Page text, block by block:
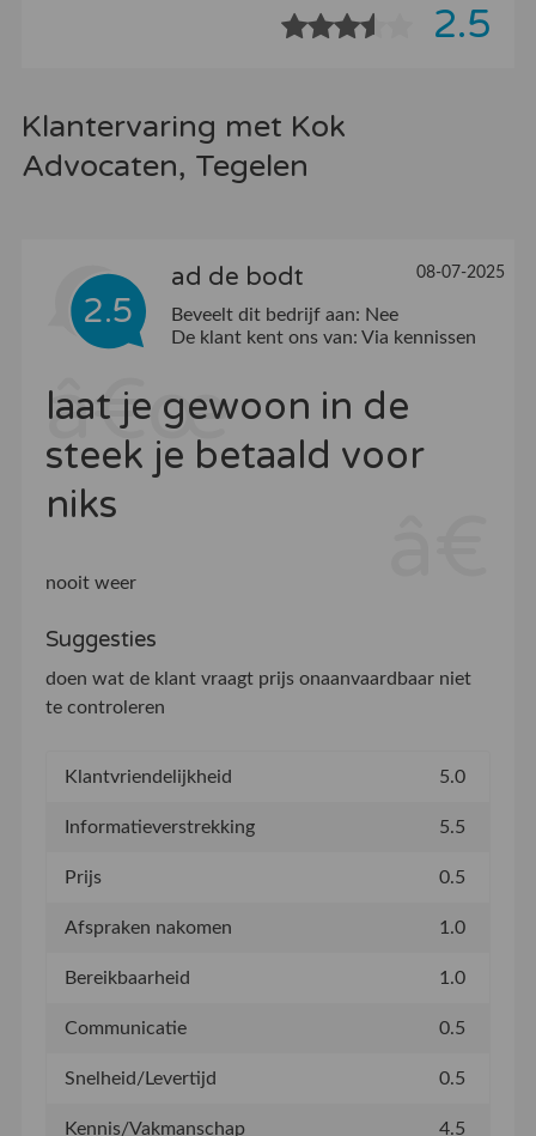
2.5
Klantervaring met Kok
Advocaten, Tegelen
2.5
ad de bodt 08-07-2025
Beveelt dit bedrijf aan: Nee
De klant kent ons van: Via kennissen
laat je gewoon in de
steek je betaald voor
niks
nooit weer
Suggesties
doen wat de klant vraagt prijs onaanvaardbaar niet
te controleren
Klantvriendelijkheid 5.0
Informatieverstrekking 5.5
Prijs 0.5
Afspraken nakomen 1.0
Bereikbaarheid 1.0
Communicatie 0.5
Snelheid/Levertijd 0.5
Kennis/Vakmanschap 4.5